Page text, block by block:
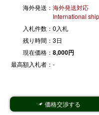
海外発送： 海外発送対応
International
入札件数： 0入札
残り時間： 3日
現在価格： 8,000円
最高額入札者： -
 価格交渉する